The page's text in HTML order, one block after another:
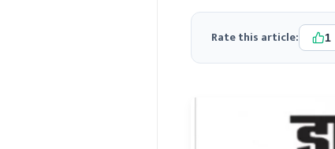
Rate this article: 1